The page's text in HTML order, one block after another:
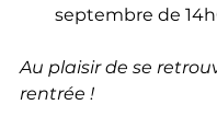
septembre de
Au plaisir de se
rentrée !